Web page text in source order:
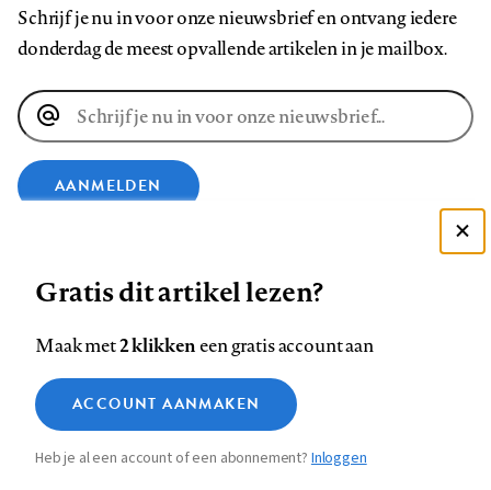
Schrijf je nu in voor onze nieuwsbrief en ontvang iedere
donderdag de meest opvallende artikelen in je mailbox.
E-
mailadres
AANMELDEN
op
Facebook
op
LinkedIn
op
Bluesky
ons
op
InstagramYouTube
Footer
navigation
Contact Colofon Disclaimer Privacy
Medische vragen verdienen
betrouwbare antwoorden
Gratis dit artikel lezen?
Maak met2 klikkeneen gratis account aan
ACCOUNT AANMAKEN
Heb je al een account of een abonnement?Inloggen
Zie onze cookie policy
Analytische cookies
Marketing cookies